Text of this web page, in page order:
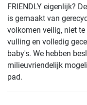
FRIENDLY eigenlijk?
is gemaakt van
volkomen veilig, niet
vulling en volledig
baby's. We hebben
milieuvriendelijk
pad.